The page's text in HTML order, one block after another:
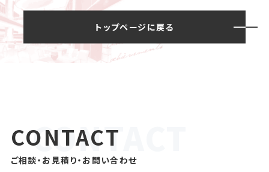
トップページに戻る
CONTACT
ご相談・お見積り・お問い合わせ